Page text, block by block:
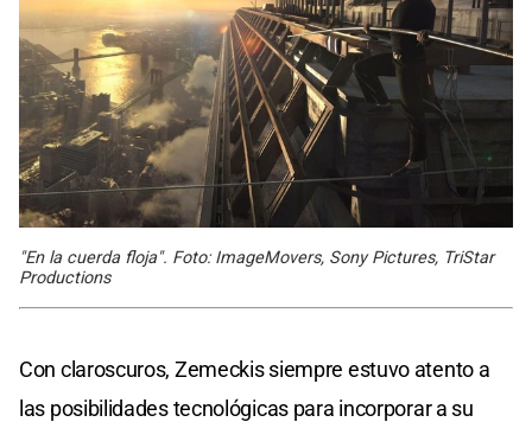
"En la cuerda floja". Foto: ImageMovers, Sony Pictures, TriStar
Productions
Con claroscuros, Zemeckis siempre estuvo atento a
las posibilidades tecnológicas para incorporar a su